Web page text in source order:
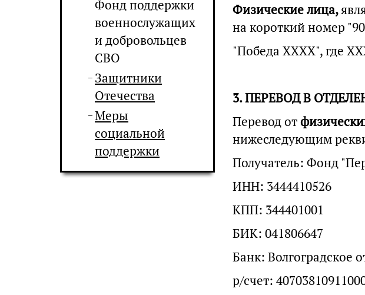
Фонд поддержки
военнослужащих
и добровольцев
СВО
Защитники
Отечества
Меры
социальной
поддержки
Физические лица,
на короткий номер
"Победа ХХХХ", где
3. ПЕРЕВОД В
Перевод от
нижеследующим
Получатель: Фонд
ИНН: 3444410526
КПП: 344401001
БИК: 041806647
Банк: Волгоградское
р/счет: